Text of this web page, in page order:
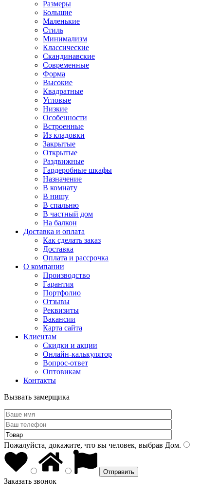
Размеры
Большие
Маленькие
Стиль
Минимализм
Классические
Скандинавские
Современные
Форма
Высокие
Квадратные
Угловые
Низкие
Особенности
Встроенные
Из кладовки
Закрытые
Открытые
Раздвижные
Гардеробные шкафы
Назначение
В комнату
В нишу
В спальню
В частный дом
На балкон
Доставка и оплата
Как сделать заказ
Доставка
Оплата и рассрочка
О компании
Производство
Гарантия
Портфолио
Отзывы
Реквизиты
Вакансии
Карта сайта
Клиентам
Скидки и акции
Онлайн-калькулятор
Вопрос-ответ
Оптовикам
Контакты
Вызвать замерщика
Пожалуйста, докажите, что вы человек, выбрав Дом.
Заказать звонок